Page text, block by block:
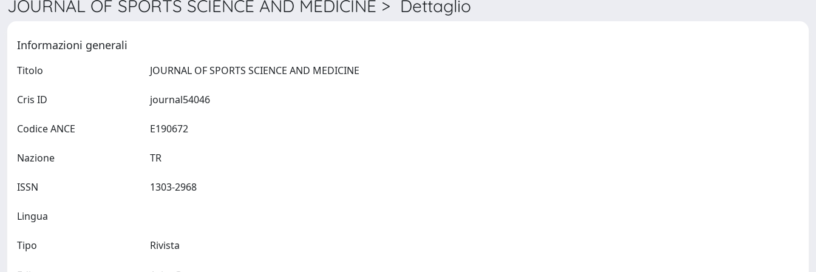
JOURNAL OF SPORTS SCIENCE AND MEDICINE > Dettaglio
Informazioni generali
Titolo
Cris ID
Codice ANCE
Nazione
ISSN
Lingua
Tipo Rivista